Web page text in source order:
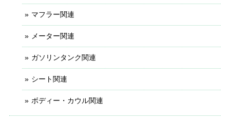
マフラー関連
メーター関連
ガソリンタンク関連
シート関連
ボディー・カウル関連